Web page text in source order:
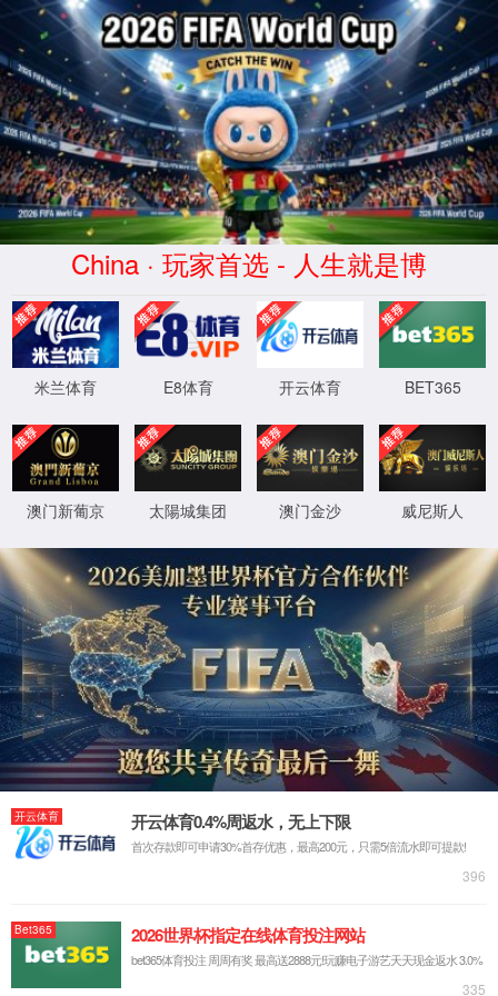
1862金沙集团
| 中文
首 页 产品资讯 资料汇总
最新新闻:
2026/02/24乐清市委书记戴旭强赴1862金沙集团开展新春慰问
2026/01/26 浓情腊八，粥暖人心 | 1862金沙集团开展腊八节送
2026/01/05 乐清市委常委、柳市镇党委书记陈鹏一行莅临1862
2025/12/03中铁集团和机电商会领导一行莅临1862金沙集团参
2025/10/14浙江省经信厅领导一行莅临1862金沙集团调研数字
万能式断路器
工控电器
专利证书
体系认证证书
低压元器件类CQC证书
服务与支持
投诉与建议